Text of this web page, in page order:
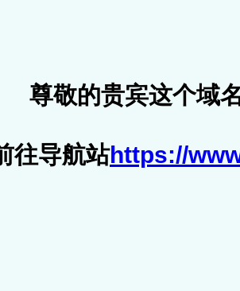
尊敬的贵宾这个域
往导航站https://